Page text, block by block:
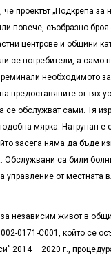
проектът „Подкрепа
повече, съобразно
центрове и общини
се потребители, а само
необходимото
предоставяните от тях
обслужват сами. Тя
мярка. Натрупан е
засега няма да бъде
Обслужвани са били
от местната
независим живот в
0171-C001, който се
2014 – 2020 г.,